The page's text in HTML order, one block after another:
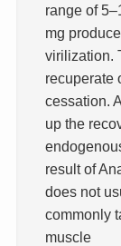
range of
mg
virilization.
recuperate
cessation.
up the
result of
does not
commonly
muscle